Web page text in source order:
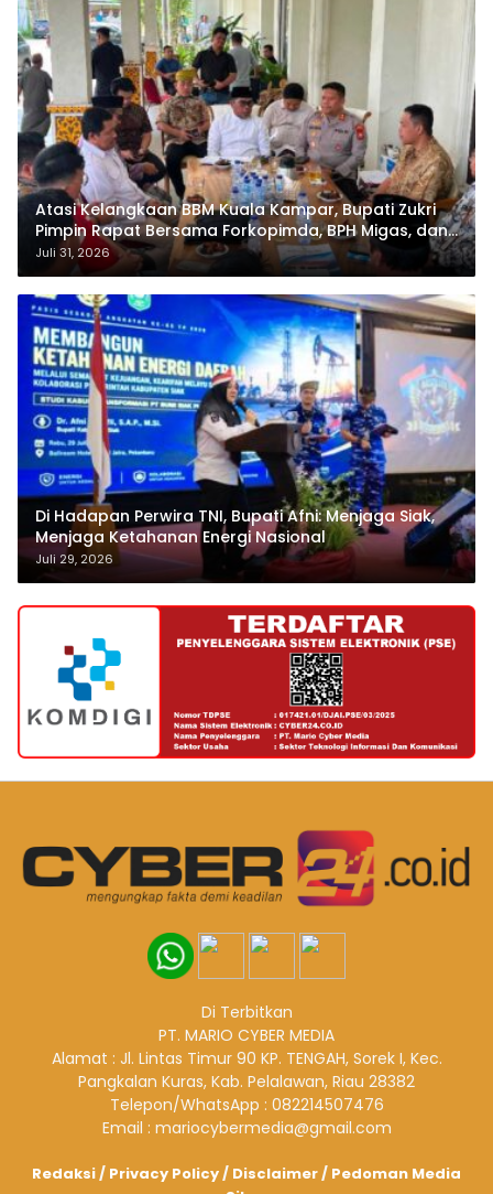
Atasi Kelangkaan BBM Kuala Kampar, Bupati Zukri
Pimpin Rapat Bersama Forkopimda, BPH Migas, dan
Pertamina
Juli 31, 2026
Di Hadapan Perwira TNI, Bupati Afni: Menjaga Siak,
Menjaga Ketahanan Energi Nasional
Juli 29, 2026
Di Terbitkan
PT. MARIO CYBER MEDIA
Alamat : Jl. Lintas Timur 90 KP. TENGAH, Sorek I, Kec.
Pangkalan Kuras, Kab. Pelalawan, Riau 28382
Telepon/WhatsApp : 082214507476
Email : mariocybermedia@gmail.com
Redaksi/ Privacy Policy/ Disclaimer/ Pedoman Media